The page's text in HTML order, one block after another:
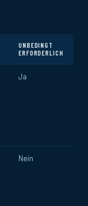
UNBEDINGT
ERFORDERLICH
Ja
Nein